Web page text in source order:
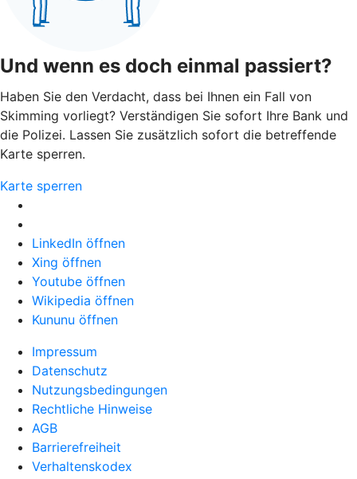
Und wenn es doch einmal passiert?
Haben Sie den Verdacht, dass bei Ihnen ein Fall von
Skimming vorliegt? Verständigen Sie sofort Ihre Bank und
die Polizei. Lassen Sie zusätzlich sofort die betreffende
Karte sperren.
Karte sperren
LinkedIn öffnen
Xing öffnen
Youtube öffnen
Wikipedia öffnen
Kununu öffnen
Impressum
Datenschutz
Nutzungsbedingungen
Rechtliche Hinweise
AGB
Barrierefreiheit
Verhaltenskodex